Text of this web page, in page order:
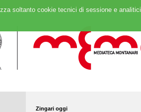
Zingari oggi
soltanto cookie tecnici di sessione e